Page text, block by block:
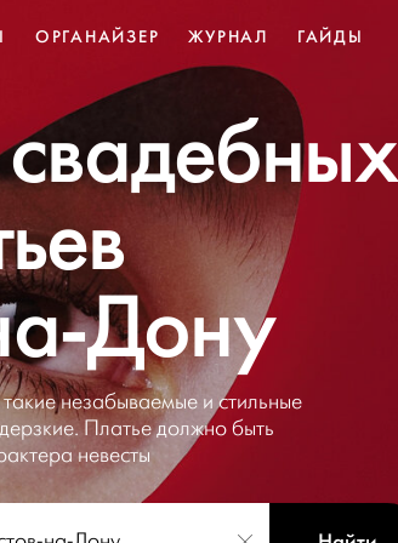
ОРГАНАЙЗЕР ЖУРНАЛ ГАЙДЫ
Дону
незабываемые и стильные
Платье должно быть
невесты